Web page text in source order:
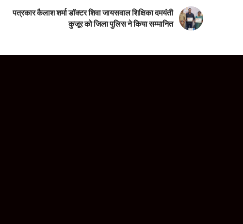
पत्रकार कैलाश शर्मा डॉक्टर शिवा जायसवाल शिक्षिका दमयंती
कुजूर को जिला पुलिस ने किया सम्मानित